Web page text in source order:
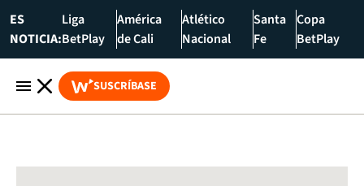
ES
NOTICIA:
Liga
BetPlay
América
de Cali
Atlético
Nacional
Santa
Fe
Copa
BetPlay
SUSCRÍBASE